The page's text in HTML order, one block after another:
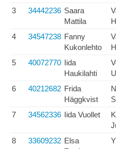
3 34442236 Saara
Mattila
4 34547238 Fanny
Kukonlehto
5 40072770 Iida
Haukilahti
6 40212682 Frida
Häggkvist
7 34562336 Iida Vuollet
8 33609232 Elsa